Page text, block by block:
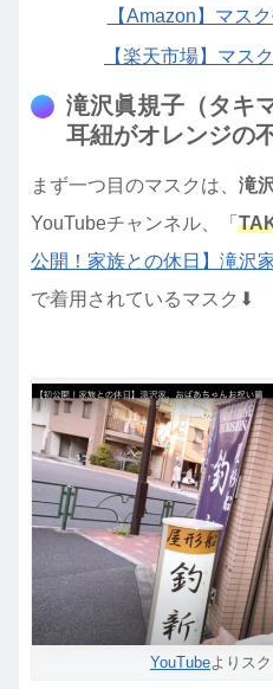
【Amazon】マス
【楽天市場】マス
滝沢眞規子（タキ
耳紐がオレンジの
まず一つ目のマスクは、 滝
YouTubeチャンネル、「
公開！家族との休日】滝沢
で着用されているマスク⬇︎
YouTubeよりス